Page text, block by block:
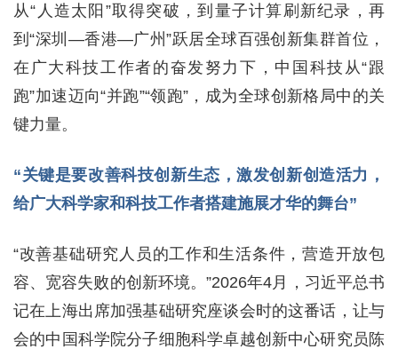
从“人造太阳”取得突破，到量子计算刷新纪录，再
到“深圳—香港—广州”跃居全球百强创新集群首位，
在广大科技工作者的奋发努力下，中国科技从“跟
跑”加速迈向“并跑”“领跑”，成为全球创新格局中的关
键力量。
“关键是要改善科技创新生态，激发创新创造活力，
给广大科学家和科技工作者搭建施展才华的舞台”
“改善基础研究人员的工作和生活条件，营造开放包
容、宽容失败的创新环境。”2026年4月，习近平总书
记在上海出席加强基础研究座谈会时的这番话，让与
会的中国科学院分子细胞科学卓越创新中心研究员陈